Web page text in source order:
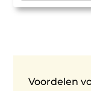
Voordelen